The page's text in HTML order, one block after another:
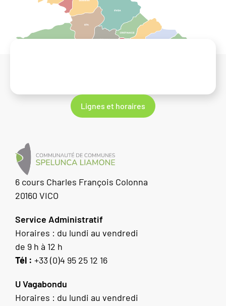
Lignes et horaires
6 cours Charles François Colonna
20160 VICO
Service Administratif
Horaires : du lundi au vendredi
de 9 h à 12 h
Tél : +33 (0)4 95 25 12 16
U Vagabondu
Horaires : du lundi au vendredi